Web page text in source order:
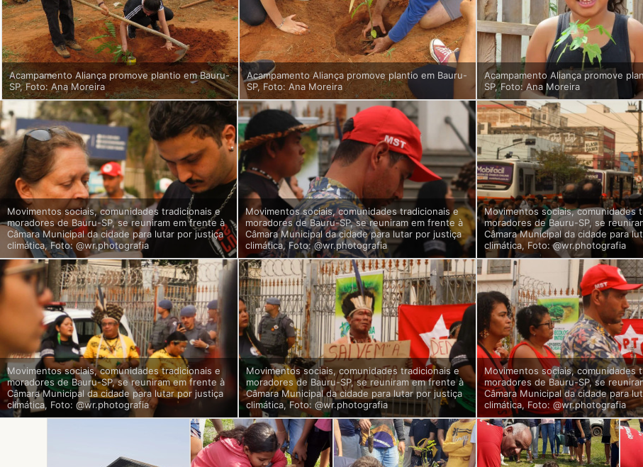
Acampamento Aliança promove plantio em Bauru-
SP, Foto: Ana Moreira
Acampamento Aliança promove plantio em Bauru-
SP, Foto: Ana Moreira
Acampamento Aliança promove
SP, Foto: Ana Moreira
Movimentos sociais, comunidades tradicionais e
moradores de Bauru-SP, se reuniram em frente à
Câmara Municipal da cidade para lutar por justiça
climática, Foto: @wr.photografia
Movimentos sociais, comunidades tradicionais e
moradores de Bauru-SP, se reuniram em frente à
Câmara Municipal da cidade para lutar por justiça
climática, Foto: @wr.photografia
Movimentos sociais, comunidades
moradores de Bauru-SP, se
Câmara Municipal da cidade para
climática, Foto: @wr.photografia
Movimentos sociais, comunidades tradicionais e
moradores de Bauru-SP, se reuniram em frente à
Câmara Municipal da cidade para lutar por justiça
climática, Foto: @wr.photografia
Movimentos sociais, comunidades tradicionais e
moradores de Bauru-SP, se reuniram em frente à
Câmara Municipal da cidade para lutar por justiça
climática, Foto: @wr.photografia
Movimentos sociais, comunidades
moradores de Bauru-SP, se
Câmara Municipal da cidade para
climática, Foto: @wr.photografia